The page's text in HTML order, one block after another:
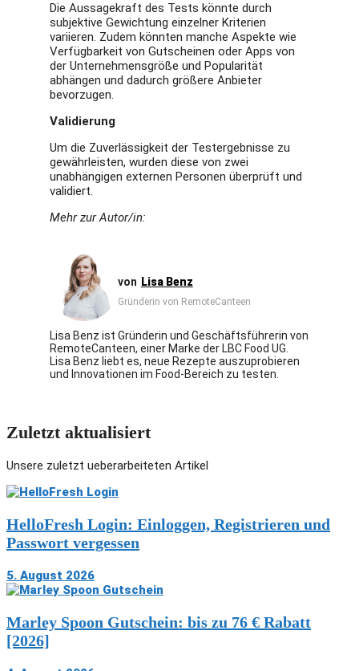
Die Aussagekraft des Tests könnte durch
subjektive Gewichtung einzelner Kriterien
variieren. Zudem könnten manche Aspekte wie
Verfügbarkeit von Gutscheinen oder Apps von
der Unternehmensgröße und Popularität
abhängen und dadurch größere Anbieter
bevorzugen.
Validierung
Um die Zuverlässigkeit der Testergebnisse zu
gewährleisten, wurden diese von zwei
unabhängigen externen Personen überprüft und
validiert.
Mehr zur Autor/in:
Lisa Benz
Gründerin von RemoteCanteen
Lisa Benz ist Gründerin und Geschäftsführerin von
RemoteCanteen, einer Marke der LBC Food UG.
Lisa Benz liebt es, neue Rezepte auszuprobieren
und Innovationen im Food-Bereich zu testen.
Zuletzt aktualisiert
Unsere zuletzt ueberarbeiteten Artikel
HelloFresh Login: Einloggen, Registrieren und
Passwort vergessen
5. August 2026
Marley Spoon Gutschein: bis zu 76 € Rabatt
[2026]